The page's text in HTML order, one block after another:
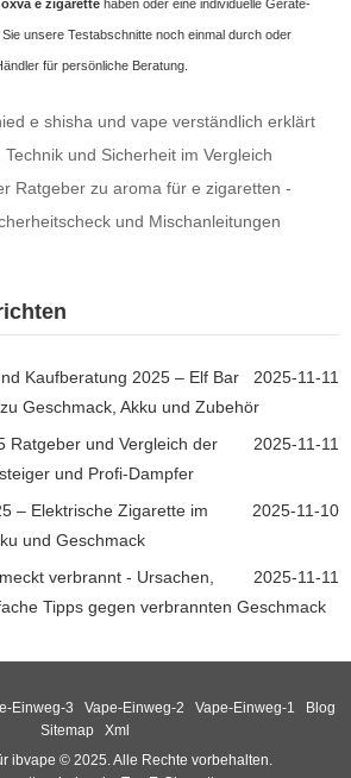
oxva e zigarette haben oder eine individuelle Geräte-
unsere Testabschnitte noch einmal durch oder
für persönliche Beratung.
e shisha und vape verständlich erklärt
und Sicherheit im Vergleich
Ratgeber zu aroma für e zigaretten -
und Mischanleitungen
2025-11-11
Kaufberatung 2025 – Elf Bar
Geschmack, Akku und Zubehör
2025-11-11
Ratgeber und Vergleich der
und Profi-Dampfer
2025-11-10
– Elektrische Zigarette im
und Geschmack
2025-11-11
verbrannt - Ursachen,
Tipps gegen verbrannten Geschmack
Einweg-3 Vape-Einweg-2 Vape-Einweg-1
Blog
Sitemap
Xml
ibvape © 2025. Alle Rechte vorbehalten.